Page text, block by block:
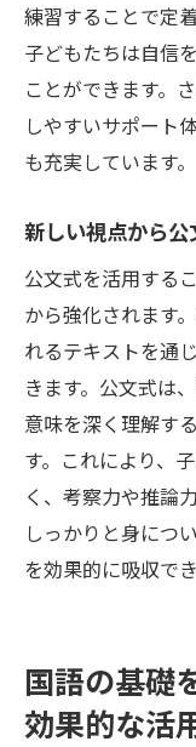
練習することで定
子どもたちは自信
ことができます。
しやすいサポート
も充実しています。
新しい視点から
公文式を活用する
から強化されます
れるテキストを通
きます。公文式は
意味を深く理解す
す。これにより、
く、考察力や推論
しっかりと身につ
を効果的に吸収で
国語の基礎
効果的な活